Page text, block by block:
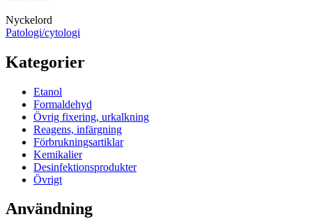
Nyckelord
Patologi/cytologi
Kategorier
Etanol
Formaldehyd
Övrig fixering, urkalkning
Reagens, infärgning
Förbrukningsartiklar
Kemikalier
Desinfektionsprodukter
Övrigt
Användning